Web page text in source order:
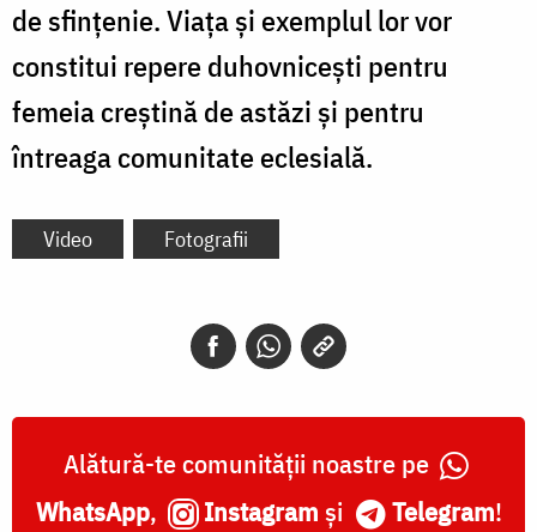
de sfințenie. Viața și exemplul lor vor
constitui repere duhovnicești pentru
femeia creștină de astăzi și pentru
întreaga comunitate eclesială.
Video Fotografii
Alătură-te comunității noastre pe
WhatsApp, Instagram și Telegram!